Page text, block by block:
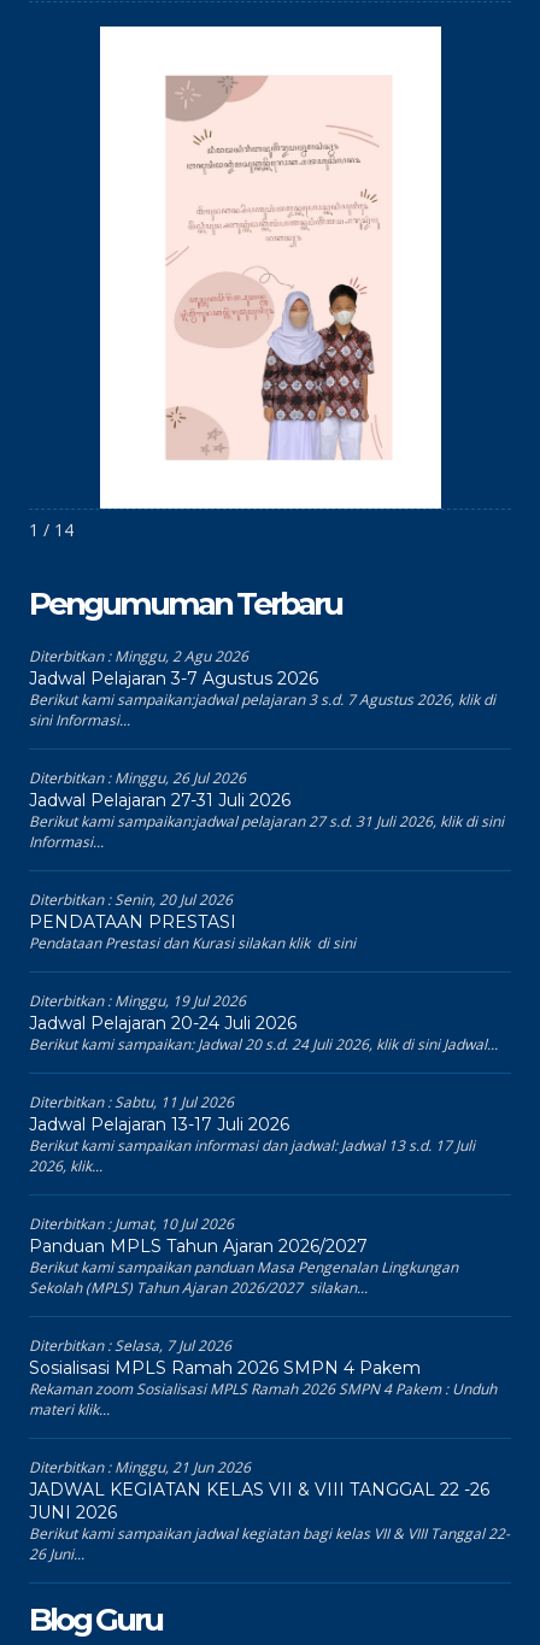
1 / 14
Pengumuman Terbaru
Diterbitkan :Minggu, 2 Agu 2026
Jadwal Pelajaran 3-7 Agustus 2026
Berikut kami sampaikan:jadwal pelajaran 3 s.d. 7 Agustus 2026, klik di
sini Informasi...
Diterbitkan :Minggu, 26 Jul 2026
Jadwal Pelajaran 27-31 Juli 2026
Berikut kami sampaikan:jadwal pelajaran 27 s.d. 31 Juli 2026, klik di sini
Informasi...
Diterbitkan :Senin, 20 Jul 2026
PENDATAAN PRESTASI
Pendataan Prestasi dan Kurasi silakan klik di sini
Diterbitkan :Minggu, 19 Jul 2026
Jadwal Pelajaran 20-24 Juli 2026
Berikut kami sampaikan: Jadwal 20 s.d. 24 Juli 2026, klik di sini Jadwal...
Diterbitkan :Sabtu, 11 Jul 2026
Jadwal Pelajaran 13-17 Juli 2026
Berikut kami sampaikan informasi dan jadwal: Jadwal 13 s.d. 17 Juli
2026, klik...
Diterbitkan :Jumat, 10 Jul 2026
Panduan MPLS Tahun Ajaran 2026/2027
Berikut kami sampaikan panduan Masa Pengenalan Lingkungan
Sekolah (MPLS) Tahun Ajaran 2026/2027 silakan...
Diterbitkan :Selasa, 7 Jul 2026
Sosialisasi MPLS Ramah 2026 SMPN 4 Pakem
Rekaman zoom Sosialisasi MPLS Ramah 2026 SMPN 4 Pakem : Unduh
materi klik...
Diterbitkan :Minggu, 21 Jun 2026
JADWAL KEGIATAN KELAS VII & VIII TANGGAL 22 -26
JUNI 2026
Berikut kami sampaikan jadwal kegiatan bagi kelas VII & VIII Tanggal 22-
26 Juni...
Blog Guru